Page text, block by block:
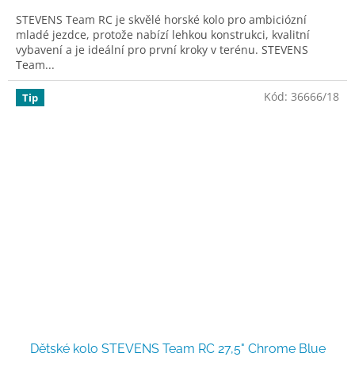
STEVENS Team RC je skvělé horské kolo pro ambiciózní
mladé jezdce, protože nabízí lehkou konstrukci, kvalitní
vybavení a je ideální pro první kroky v terénu. STEVENS
Team...
Tip
Dětské kolo STEVENS Team RC 27,5" Chrome Blue
Kód: 36666/18